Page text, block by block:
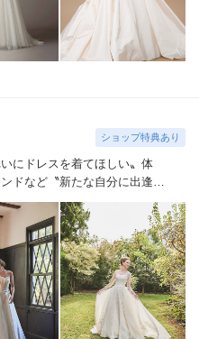
ショップ特典あり
にドレスを着てほしい〟 体
ドなど〝新たな自分に出逢え
揃うinnocently。
素材・デザイ
ドレスは3～23号まで展開。
ドレスも多数取扱っており、
からセレクトされたインポート
けにサイズ調整。さらに和装
受け継がれている厳選された
ばめた艶やかなコレクショ
悔しないお衣裳選びをお手伝